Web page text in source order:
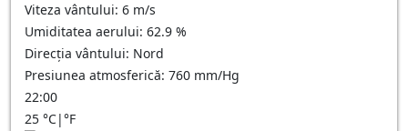
Viteza vântului: 6 m/s
Umiditatea aerului: 62.9 %
Direcția vântului: Nord
Presiunea atmosferică: 760 mm/Hg
22:00
25 °C|°F